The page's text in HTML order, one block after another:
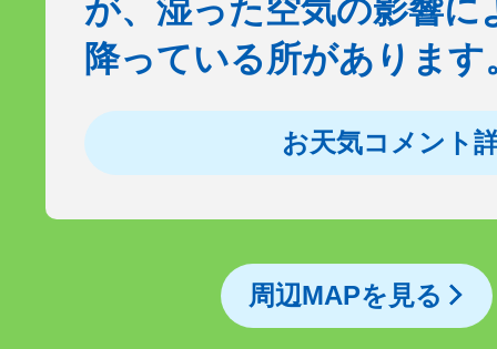
が、湿った空気の影響に
降っている所がありま
お天気コメント
周辺MAPを見る